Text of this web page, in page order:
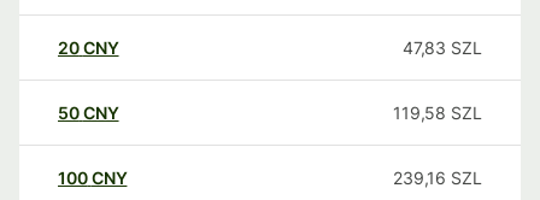
20CNY 47,83 SZL
50CNY 119,58 SZL
100CNY 239,16 SZL